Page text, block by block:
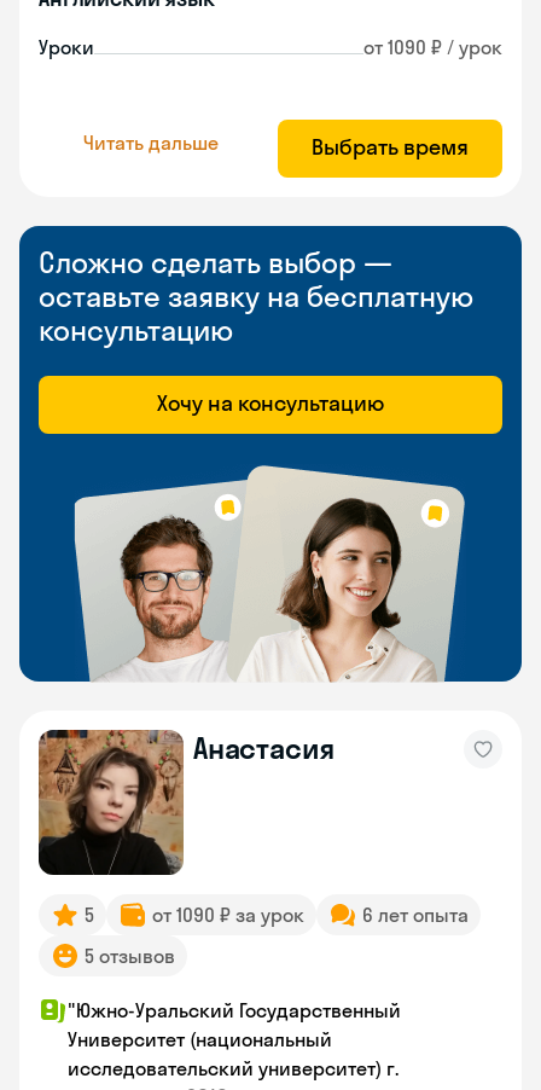
Уроки от 1090 ₽ / урок
Читать дальше Выбрать время
Сложно сделать выбор —
оставьте заявку на бесплатную
консультацию
Хочу на консультацию
Анастасия
5 от 1090 ₽ за урок
6 лет опыта
5 отзывов
"Южно-Уральский Государственный
Университет (национальный
исследовательский университет) г.